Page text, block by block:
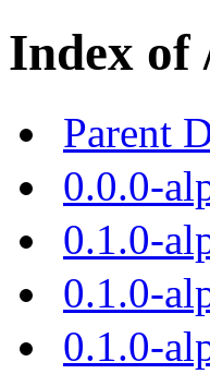
Index of
Parent
0.0.0-
0.1.0-
0.1.0-
0.1.0-